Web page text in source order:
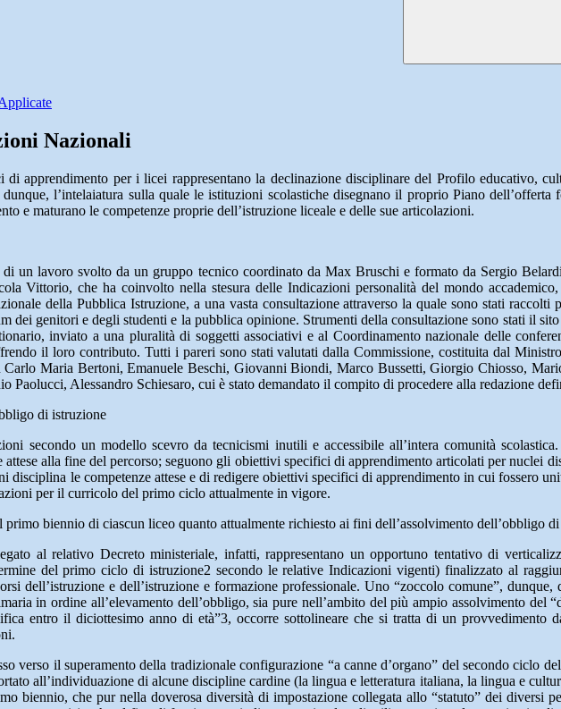
Nazionali
apprendimento per i licei rappresentano la declinazione disciplinare del Profilo educativo,
l’intelaiatura sulla quale le istituzioni scolastiche disegnano il proprio Piano
e maturano le competenze proprie dell’istruzione liceale e delle sue articolazioni.
un lavoro svolto da un gruppo tecnico coordinato da Max Bruschi e formato da Sergio
Vittorio, che ha coinvolto nella stesura delle Indicazioni personalità del mondo
della Pubblica Istruzione, a una vasta consultazione attraverso la quale sono stati
dei genitori e degli studenti e la pubblica opinione. Strumenti della consultazione sono stati il
inviato a una pluralità di soggetti associativi e al Coordinamento nazionale delle
il loro contributo. Tutti i pareri sono stati valutati dalla Commissione, costituita dal
Maria Bertoni, Emanuele Beschi, Giovanni Biondi, Marco Bussetti, Giorgio Chiosso,
Paolucci, Alessandro Schiesaro, cui è stato demandato il compito di procedere alla redazione
di istruzione
secondo un modello scevro da tecnicismi inutili e accessibile all’intera comunità
attese alla fine del percorso; seguono gli obiettivi specifici di apprendimento articolati per nuclei
disciplina le competenze attese e di redigere obiettivi specifici di apprendimento in cui fossero
per il curricolo del primo ciclo attualmente in vigore.
biennio di ciascun liceo quanto attualmente richiesto ai fini dell’assolvimento dell’obbligo
al relativo Decreto ministeriale, infatti, rappresentano un opportuno tentativo di
del primo ciclo di istruzione2 secondo le relative Indicazioni vigenti) finalizzato al
dell’istruzione e dell’istruzione e formazione professionale. Uno “zoccolo comune”,
in ordine all’elevamento dell’obbligo, sia pure nell’ambito del più ampio assolvimento del
entro il diciottesimo anno di età”3, occorre sottolineare che si tratta di un provvedimento
verso il superamento della tradizionale configurazione “a canne d’organo” del secondo ciclo
all’individuazione di alcune discipline cardine (la lingua e letteratura italiana, la lingua e
biennio, che pur nella doverosa diversità di impostazione collegata allo “statuto” dei diversi